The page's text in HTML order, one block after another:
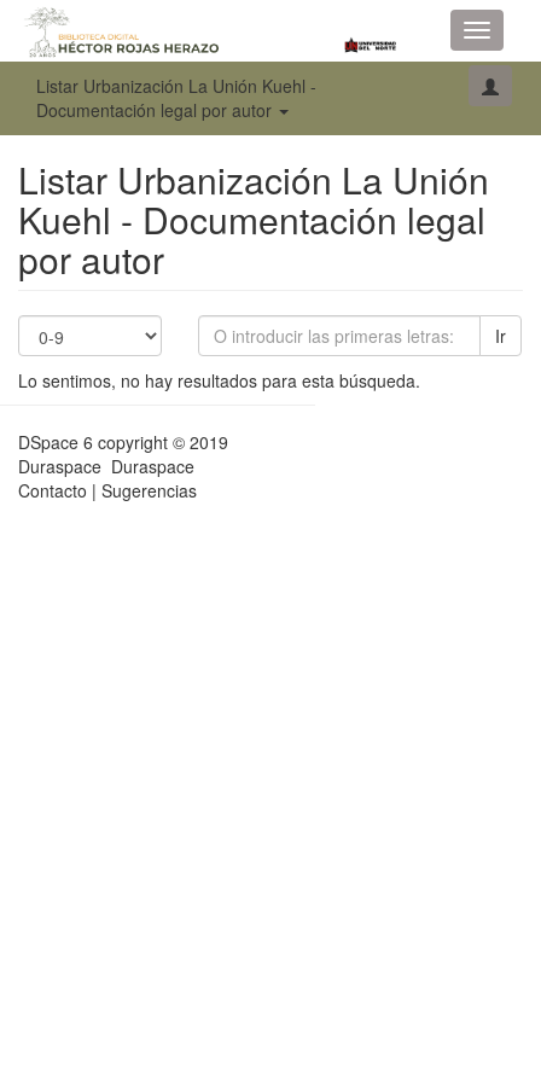
Toggle
Listar Urbanización La Unión Kuehl -
Documentación legal por autor
Listar Urbanización La Unión
Kuehl - Documentación legal
por autor
Ir
Lo sentimos, no hay resultados para esta búsqueda.
DSpace 6 copyright © 2019
Duraspace Duraspace
Contacto | Sugerencias